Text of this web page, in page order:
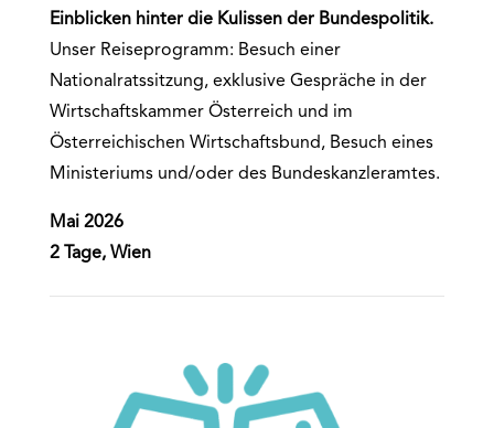
Einblicken hinter die Kulissen der Bundespolitik.
Unser Reiseprogramm: Besuch einer
Nationalratssitzung, exklusive Gespräche in der
Wirtschaftskammer Österreich und im
Österreichischen Wirtschaftsbund, Besuch eines
Ministeriums und/oder des Bundeskanzleramtes.
Mai 2026
2 Tage, Wien